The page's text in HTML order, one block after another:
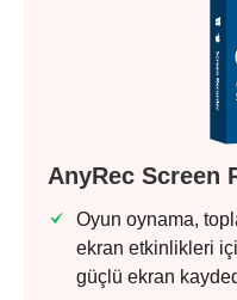
AnyRec Screen
Oyun oynama,
ekran etkinlikleri
güçlü ekran